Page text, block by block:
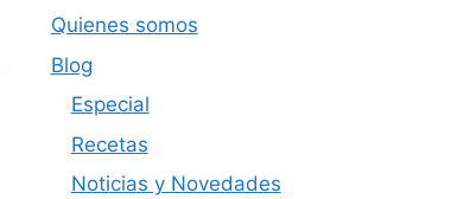
Quienes somos
Blog
Especial
Recetas
Noticias y Novedades